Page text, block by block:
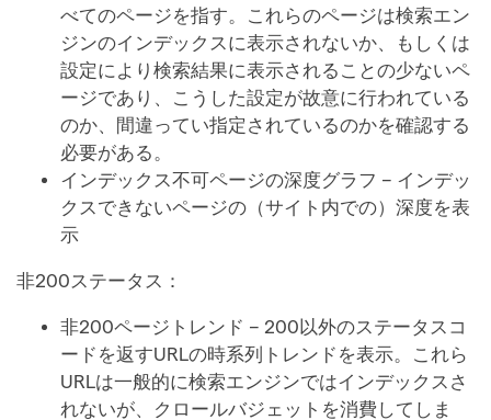
べてのページを指す。これらのページは検索エン
ジンのインデックスに表示されないか、もしくは
設定により検索結果に表示されることの少ないペ
ージであり、こうした設定が故意に行われている
のか、間違ってい指定されているのかを確認する
必要がある。
インデックス不可ページの深度グラフ – インデッ
クスできないページの（サイト内での）深度を表
示
非200ステータス：
非200ページトレンド – 200以外のステータスコ
ードを返すURLの時系列トレンドを表示。これら
URLは一般的に検索エンジンではインデックスさ
れないが、クロールバジェットを消費してしま